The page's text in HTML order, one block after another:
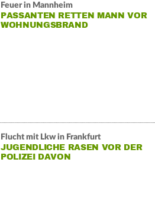
Feuer in Mannheim
PASSANTEN RETTEN MANN VOR
WOHNUNGSBRAND
Flucht mit Lkw in Frankfurt
JUGENDLICHE RASEN VOR DER
POLIZEI DAVON